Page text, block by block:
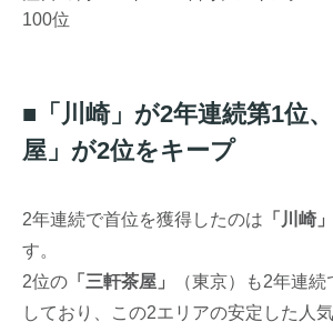
100位
■「川崎」が2年連続第1位
屋」が2位をキープ
2年連続で首位を獲得したのは 「川崎」
す。
2位の 「三軒茶屋」
（東京）も2年連
しており、この2エリアの安定した人